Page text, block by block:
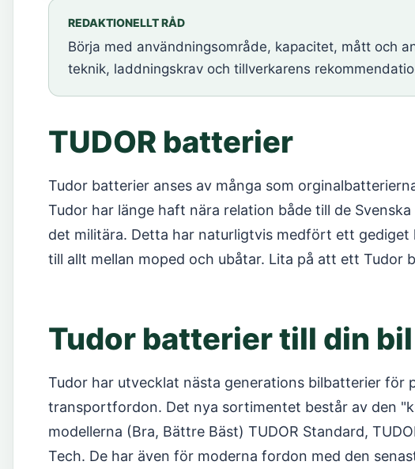
REDAKTIONELLT RÅD
Börja med användningsområde, kapacitet, mått och
teknik, laddningskrav och tillverkarens
TUDOR batterier
Tudor batterier anses av många som
Tudor har länge haft nära relation både till de
det militära. Detta har naturligtvis medfört ett
till allt mellan moped och ubåtar. Lita på att ett Tudor
Tudor batterier till din bil
Tudor har utvecklat nästa generations bilbatterier för
transportfordon. Det nya sortimentet består av den
modellerna (Bra, Bättre Bäst) TUDOR Standard,
Tech. De har även för moderna fordon med den